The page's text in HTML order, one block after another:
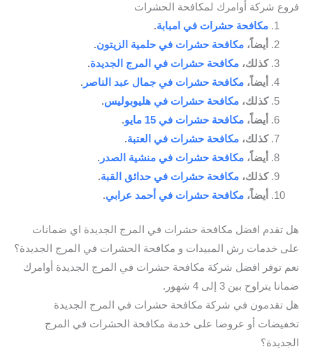
فروع شركة أوامرك لمكافحة الحشرات
مكافحة حشرات في امبابة.
أيضاً، مكافحة حشرات في حلمية الزيتون.
كذلك، مكافحة حشرات في المرج الجديدة.
أيضاً، مكافحة حشرات في جمال عبد الناصر .
كذلك، مكافحة حشرات في هليوبوليس.
أيضاً، مكافحة حشرات في 15 مايو
.
كذلك، مكافحة حشرات في العتبة.
أيضاً، مكافحة حشرات في منشية الصدر .
كذلك، مكافحة حشرات في حدائق القبة.
أيضاً، مكافحة حشرات في أحمد عرابي.
هل تقدم افضل مكافحة حشرات في المرج الجديدة اي ضمانات
على خدمات رش المبيدات و مكافحة الحشرات في المرج الجديدة؟
نعم توفر افضل شركة مكافحة حشرات في المرج الجديدة أوامرك
ضمانا يتراوح بين 3 إلى 4 شهور.
هل تقدمون في شركة مكافحة حشرات في المرج الجديدة
تخفيضات أو عروضا على خدمة مكافحة الحشرات في المرج
الجديدة؟